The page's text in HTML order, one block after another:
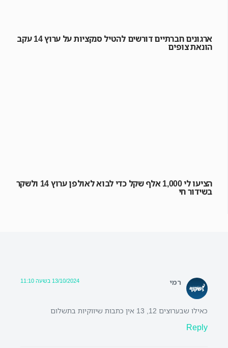
ארגונים חברתיים דורשים להטיל סנקציות על ערוץ 14 עקב
הונאת צופים
הציעו לי 1,000 אלף שקל כדי לבוא לאולפן ערוץ 14 ולשקר
בשידור חי
רמי 13/10/2024 בשעה 11:10
כאילו שבערוצים 12, 13 אין כתבות שיווקיות בתשלום
Reply